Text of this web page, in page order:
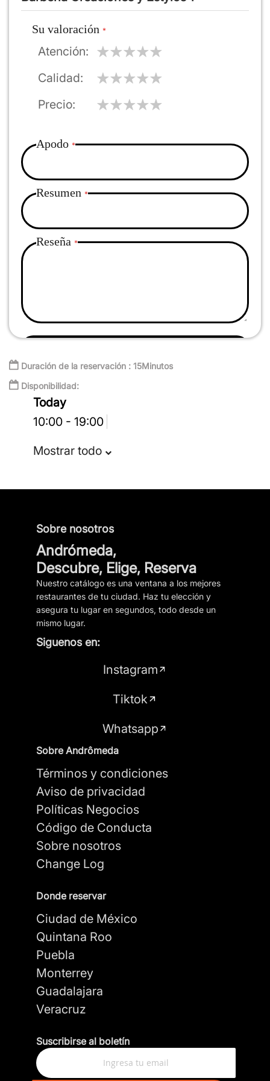
Su valoración
Atención
Calidad
Precio
Apodo
Resumen
Reseña
Duración de la reservación : 15Minutos
Disponibilidad:
Today
10:00 - 19:00
Mostrar todo
Sobre nosotros
Andrómeda,
Descubre, Elige, Reserva
Nuestro catálogo es una ventana a los mejores
restaurantes de tu ciudad. Haz tu elección y
asegura tu lugar en segundos, todo desde un
mismo lugar.
Siguenos en:
Instagram
Tiktok
Whatsapp
Sobre Andrômeda
Términos y condiciones
Aviso de privacidad
Políticas Negocios
Código de Conducta
Sobre nosotros
Change Log
Donde reservar
Ciudad de México
Quintana Roo
Puebla
Monterrey
Guadalajara
Veracruz
Suscribirse al boletín